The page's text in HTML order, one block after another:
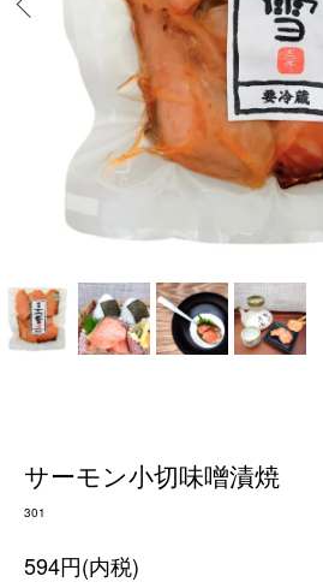
サーモン小切味噌漬焼
301
594円(内税)